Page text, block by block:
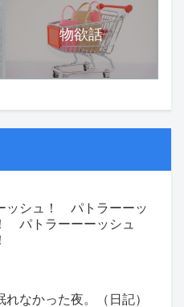
物欲話
ッシュ！ パトラーーッ
パトラーーーッシュ
れなかった夜。（日記）